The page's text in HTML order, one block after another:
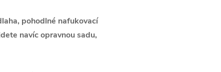
pohodlné nafukovací
navíc opravnou sadu,